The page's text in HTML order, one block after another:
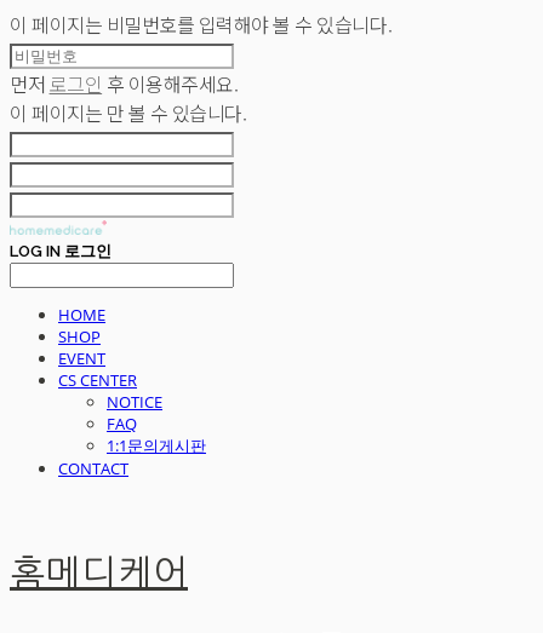
이 페이지는 비밀번호를 입력해야 볼 수 있습니다.
먼저 로그인 후 이용해주세요.
이 페이지는 만 볼 수 있습니다.
LOG IN 로그인
HOME
SHOP
EVENT
CS CENTER
NOTICE
FAQ
1:1문의게시판
CONTACT
홈메디케어